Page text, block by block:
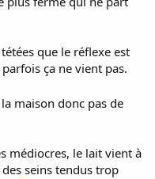
que le réflexe est
ça ne vient pas.
maison donc pas de
médiocres, le lait vient à
seins tendus trop